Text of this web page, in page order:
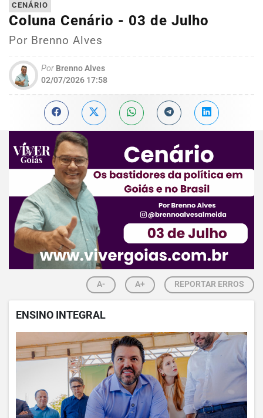
CENÁRIO
Coluna Cenário - 03 de Julho
Por Brenno Alves
Por Brenno Alves
02/07/2026 17:58
A- A+ REPORTAR ERROS
ENSINO INTEGRAL